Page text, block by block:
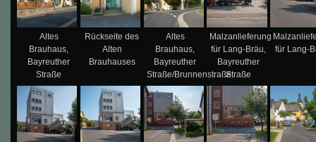
Altes
Brauhaus,
Bayreuther
Straße
Rückseite des
Alten
Brauhauses
Altes
Brauhaus,
Bayreuther
Straße/Brunnenstraße
Malzanlieferung
für Lang-Bräu,
Bayreuther
Straße
für Lang-